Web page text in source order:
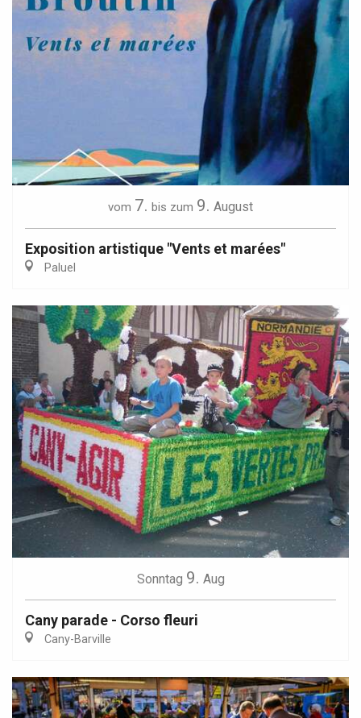
vom 7. bis zum 9. August
Exposition artistique "Vents et marées"
Paluel
Sonntag 9. Aug
Cany parade - Corso fleuri
Cany-Barville